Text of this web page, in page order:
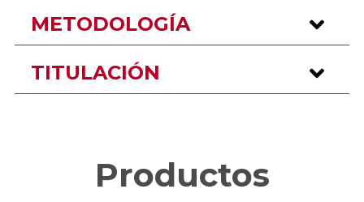
METODOLOGÍA
TITULACIÓN
Productos